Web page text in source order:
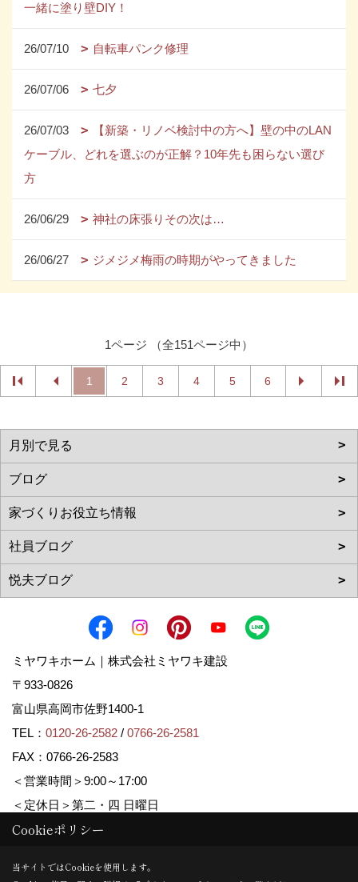
一緒に塗り壁DIY！
26/07/10 自転車パンク修理
26/07/06 七夕
26/07/03
【新築・リノベ検討中の方へ】壁の中のLAN
ケーブル、どれを選ぶのが正解？10年先も困らない選び
方
26/06/29 神社の床張りその次は…
26/06/27 ジメジメ梅雨の時期がやってきました
1ページ （全151ページ中）
1 2 3 4 5 6
ミヤワキホーム｜株式会社ミヤワキ建設
〒933-0826
富山県高岡市佐野1400-1
TEL： 0120-26-2582 / 0766-26-2581
FAX：0766-26-2583
＜営業時間＞9:00～17:00
＜定休日＞第二・四 日曜日
Copyright (c) MIYAWAKI HOME. All Rights Reserved.
Cookieポリシー
当サイトではCookieを使用します。